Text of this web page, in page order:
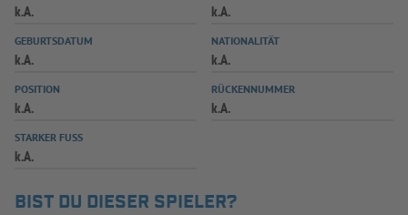
SPIELPLUS
k.A. k.A.
GEBURTSDATUM
k.A.
NATIONALITÄT
k.A.
POSITION
k.A.
RÜCKENNUMMER
k.A.
STARKER FUSS
k.A.
BIST DU DIESER SPIELER?